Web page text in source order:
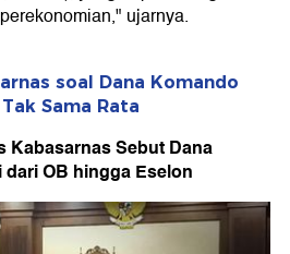
ujarnya.
soal Dana Komando
Sama Rata
Kabasarnas Sebut Dana
OB hingga Eselon